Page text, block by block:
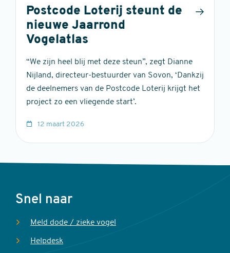
Postcode Loterij steunt de
nieuwe Jaarrond
Vogelatlas
“We zijn heel blij met deze steun”, zegt Dianne
Nijland, directeur-bestuurder van Sovon, ‘Dankzij
de deelnemers van de Postcode Loterij krijgt het
project zo een vliegende start’.
12 maart 2026
Voet
Snel naar
Meld dode / zieke vogel
Helpdesk